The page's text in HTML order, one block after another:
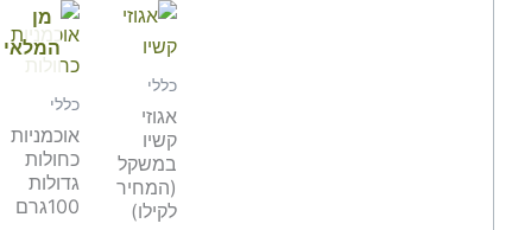
כללי
אגוזי
קשיו
במשקל
(המחיר
לקילו)
מן
המלאי
כללי
אוכמניות
כחולות
גדולות
100גרם